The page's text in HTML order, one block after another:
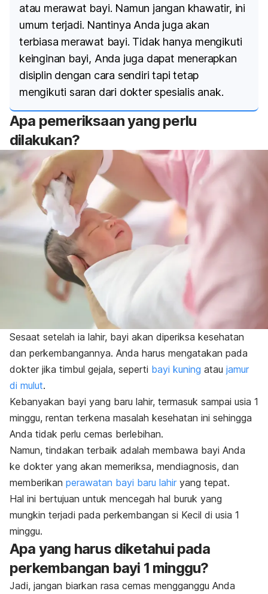
atau merawat bayi. Namun jangan khawatir, ini
umum terjadi. Nantinya Anda juga akan
terbiasa merawat bayi. Tidak hanya mengikuti
keinginan bayi, Anda juga dapat menerapkan
disiplin dengan cara sendiri tapi tetap
mengikuti saran dari dokter spesialis anak.
Apa pemeriksaan yang perlu
dilakukan?
Sesaat setelah ia lahir, bayi akan diperiksa kesehatan
dan perkembangannya. Anda harus mengatakan pada
dokter jika timbul gejala, seperti bayi kuning atau jamur
di mulut.
Kebanyakan bayi yang baru lahir, termasuk sampai usia 1
minggu, rentan terkena masalah kesehatan ini sehingga
Anda tidak perlu cemas berlebihan.
Namun, tindakan terbaik adalah membawa bayi Anda
ke dokter yang akan memeriksa, mendiagnosis, dan
memberikan perawatan bayi baru lahir yang tepat.
Hal ini bertujuan untuk mencegah hal buruk yang
mungkin terjadi pada perkembangan si Kecil di usia 1
minggu.
Apa yang harus diketahui pada
perkembangan bayi 1 minggu?
Jadi, jangan biarkan rasa cemas mengganggu Anda